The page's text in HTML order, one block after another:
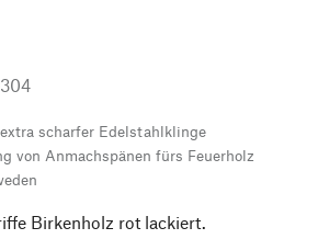
scharfer Edelstahlklinge
von Anmachspänen fürs Feuerholz
Birkenholz rot lackiert.